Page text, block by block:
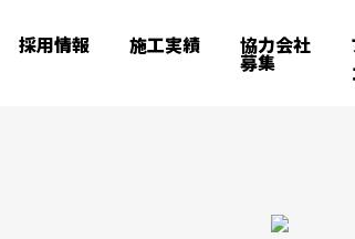
採用情報 施工実績 協力会社
募集